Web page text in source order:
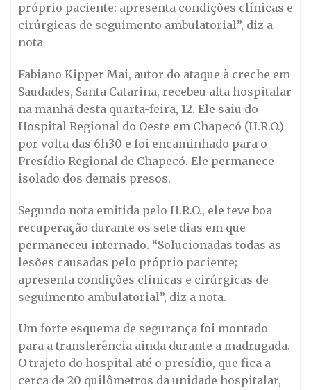
próprio paciente; apresenta condições clínicas e
cirúrgicas de seguimento ambulatorial”, diz a
nota
Fabiano Kipper Mai, autor do ataque à creche em
Saudades, Santa Catarina, recebeu alta hospitalar
na manhã desta quarta-feira, 12. Ele saiu do
Hospital Regional do Oeste em Chapecó (H.R.O.)
por volta das 6h30 e foi encaminhado para o
Presídio Regional de Chapecó. Ele permanece
isolado dos demais presos.
Segundo nota emitida pelo H.R.O., ele teve boa
recuperação durante os sete dias em que
permaneceu internado. “Solucionadas todas as
lesões causadas pelo próprio paciente;
apresenta condições clínicas e cirúrgicas de
seguimento ambulatorial”, diz a nota.
Um forte esquema de segurança foi montado
para a transferência ainda durante a madrugada.
O trajeto do hospital até o presídio, que fica a
cerca de 20 quilômetros da unidade hospitalar,